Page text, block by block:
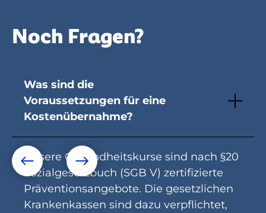
Noch Fragen?
Was sind die
Voraussetzungen für eine
Kostenübernahme?
Unsere Gesundheitskurse sind nach §20
Sozialgesetzbuch (SGB V) zertifizierte
Präventionsangebote. Die gesetzlichen
Krankenkassen sind dazu verpflichtet,